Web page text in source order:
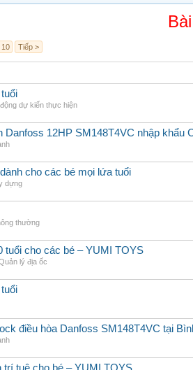
10 Tiếp >
dự kiến thực hiện
Danfoss 12HP SM148T4VC nhập khẩu
cho các bé mọi lứa tuổi
dựng
thường
tuổi cho các bé – YUMI TOYS
lý địa ốc
điều hòa Danfoss SM148T4VC tại